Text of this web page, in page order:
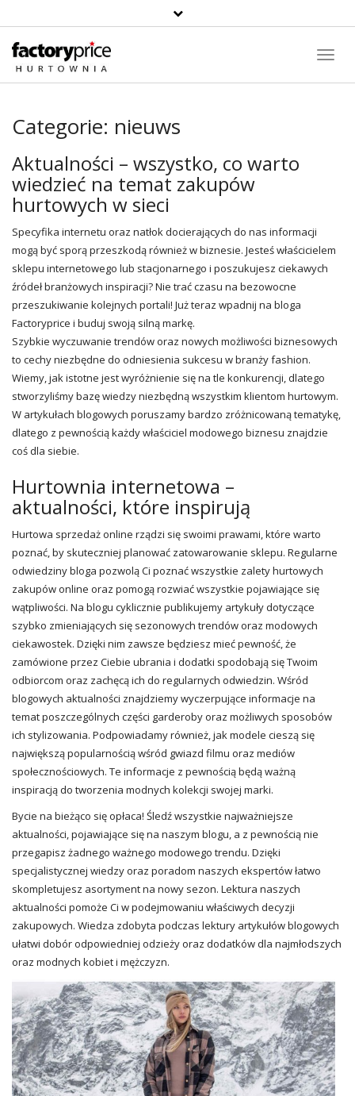
Categorie: nieuws
Aktualności – wszystko, co warto
wiedzieć na temat zakupów
hurtowych w sieci
Specyfika internetu oraz natłok docierających do nas informacji
mogą być sporą przeszkodą również w biznesie. Jesteś właścicielem
sklepu internetowego lub stacjonarnego i poszukujesz ciekawych
źródeł branżowych inspiracji? Nie trać czasu na bezowocne
przeszukiwanie kolejnych portali! Już teraz wpadnij na bloga
Factoryprice i buduj swoją silną markę.
Szybkie wyczuwanie trendów oraz nowych możliwości biznesowych
to cechy niezbędne do odniesienia sukcesu w branży fashion.
Wiemy, jak istotne jest wyróżnienie się na tle konkurencji, dlatego
stworzyliśmy bazę wiedzy niezbędną wszystkim klientom hurtowym.
W artykułach blogowych poruszamy bardzo zróżnicowaną tematykę,
dlatego z pewnością każdy właściciel modowego biznesu znajdzie
coś dla siebie.
Hurtownia internetowa –
aktualności, które inspirują
Hurtowa sprzedaż online rządzi się swoimi prawami, które warto
poznać, by skuteczniej planować zatowarowanie sklepu. Regularne
odwiedziny bloga pozwolą Ci poznać wszystkie zalety hurtowych
zakupów online oraz pomogą rozwiać wszystkie pojawiające się
wątpliwości. Na blogu cyklicznie publikujemy artykuły dotyczące
szybko zmieniających się sezonowych trendów oraz modowych
ciekawostek. Dzięki nim zawsze będziesz mieć pewność, że
zamówione przez Ciebie ubrania i dodatki spodobają się Twoim
odbiorcom oraz zachęcą ich do regularnych odwiedzin. Wśród
blogowych aktualności znajdziemy wyczerpujące informacje na
temat poszczególnych części garderoby oraz możliwych sposobów
ich stylizowania. Podpowiadamy również, jak modele cieszą się
największą popularnością wśród gwiazd filmu oraz mediów
społecznościowych. Te informacje z pewnością będą ważną
inspiracją do tworzenia modnych kolekcji swojej marki.
Bycie na bieżąco się opłaca! Śledź wszystkie najważniejsze
aktualności, pojawiające się na naszym blogu, a z pewnością nie
przegapisz żadnego ważnego modowego trendu. Dzięki
specjalistycznej wiedzy oraz poradom naszych ekspertów łatwo
skompletujesz asortyment na nowy sezon. Lektura naszych
aktualności pomoże Ci w podejmowaniu właściwych decyzji
zakupowych. Wiedza zdobyta podczas lektury artykułów blogowych
ułatwi dobór odpowiedniej odzieży oraz dodatków dla najmłodszych
oraz modnych kobiet i mężczyzn.